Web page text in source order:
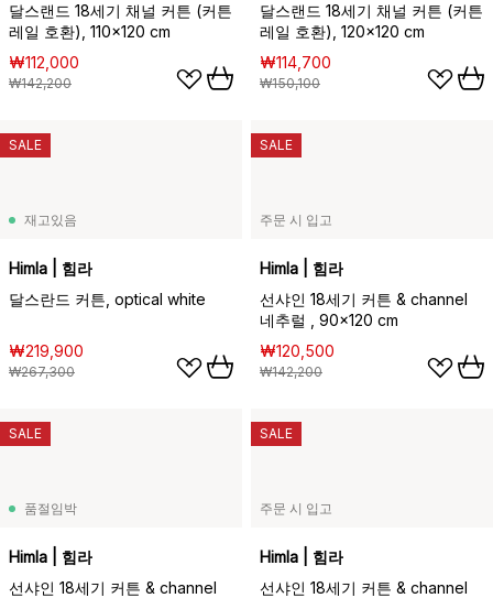
달스랜드 18세기 채널 커튼 (커튼
레일 호환), 110x120 cm
₩112,000
₩142,200
달스랜드 18세기 채널 커튼 (커튼
레일 호환), 120x120 cm
₩114,700
₩150,100
재고있음
Himla | 힘라
달스란드 커튼, optical white
₩219,900
₩267,300
SALE
주문 시 입고
Himla | 힘라
선샤인 18세기 커튼 & channel
네추럴 , 90x120 cm
₩120,500
₩142,200
SALE
품절임박
Himla | 힘라
선샤인 18세기 커튼 & channel
SALE
주문 시 입고
Himla | 힘라
선샤인 18세기 커튼 & channel
SALE